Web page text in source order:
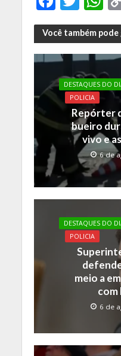
ac
e
b
o
o
k
w
itt
er
h
at
s
A
p
p
Você também
DESTAQUES DO
POLICIA
Repórter
bueiro
vivo e
6 de
DESTAQUES DO
POLICIA
meio a
com
6 de